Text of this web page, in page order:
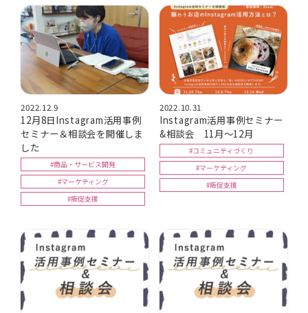
2022.12.9
12月8日Instagram活用事例
セミナー＆相談会を開催しま
した
#商品・サービス開発
#マーケティング
#販促支援
2022.10.31
Instagram活用事例セミナー
&相談会 11月～12月
#コミュニティづくり
#マーケティング
#販促支援